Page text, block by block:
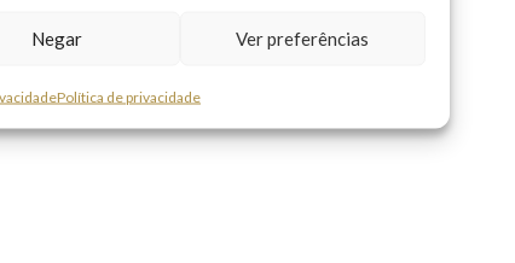
Negar Ver preferências
Política de privacidade